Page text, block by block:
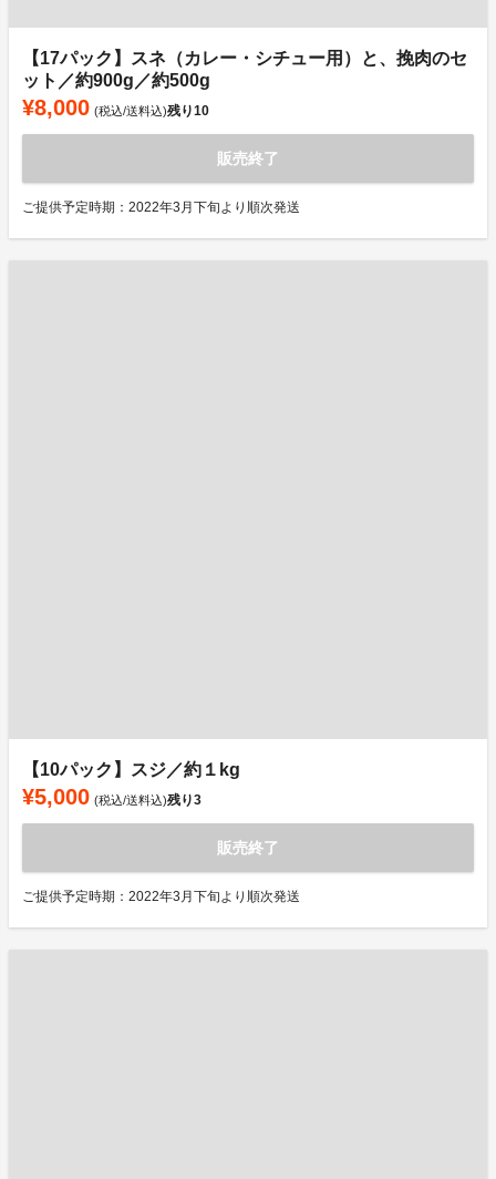
【17パック】スネ（カレー・シチュー用）と、挽肉のセ
ット／約900g／約500g
¥8,000 (税込/送料込)残り10
販売終了
ご提供予定時期：2022年3月下旬より順次発送
【10パック】スジ／約１kg
¥5,000 (税込/送料込)残り3
販売終了
ご提供予定時期：2022年3月下旬より順次発送